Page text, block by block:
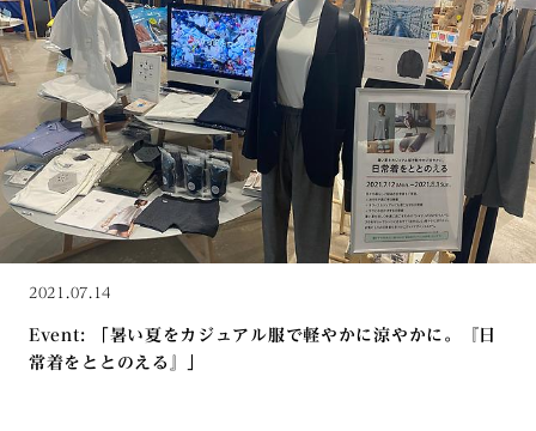
2021.07.14
Event: 「暑い夏をカジュアル服で軽やかに涼やかに。『日
常着をととのえる』」